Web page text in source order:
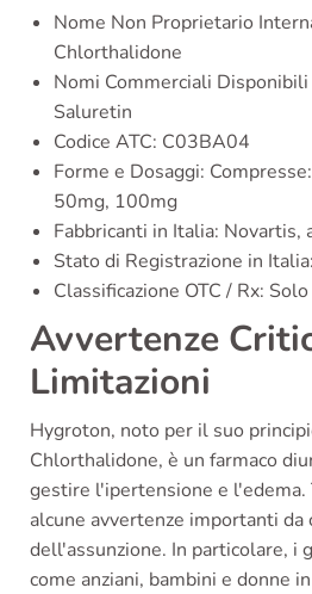
Nome Non Proprietario
Chlorthalidone
Nomi Commerciali
Saluretin
Codice ATC: C03BA04
Forme e Dosaggi:
50mg, 100mg
Fabbricanti in Italia: Novartis,
Stato di Registrazione in
Classificazione OTC / Rx:
Avvertenze
Limitazioni
Hygroton, noto per il suo
Chlorthalidone, è un farmaco
gestire l'ipertensione e l'edema.
alcune avvertenze importanti da
dell'assunzione. In particolare, i
come anziani, bambini e donne